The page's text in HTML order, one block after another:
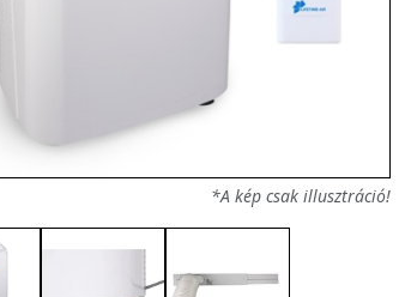
*A kép csak illusztráció!